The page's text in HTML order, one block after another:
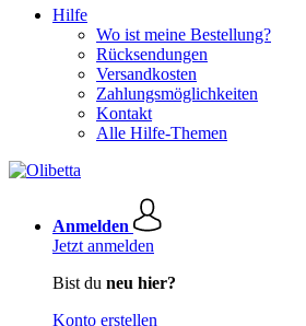
Hilfe
Wo ist meine Bestellung?
Rücksendungen
Versandkosten
Zahlungsmöglichkeiten
Kontakt
Alle Hilfe-Themen
Anmelden
Jetzt anmelden
Bist du neu hier?
Konto erstellen